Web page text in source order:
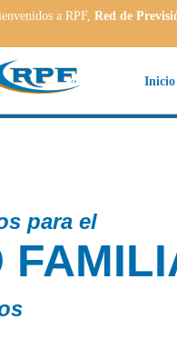
a RPF, Red de
Inicio